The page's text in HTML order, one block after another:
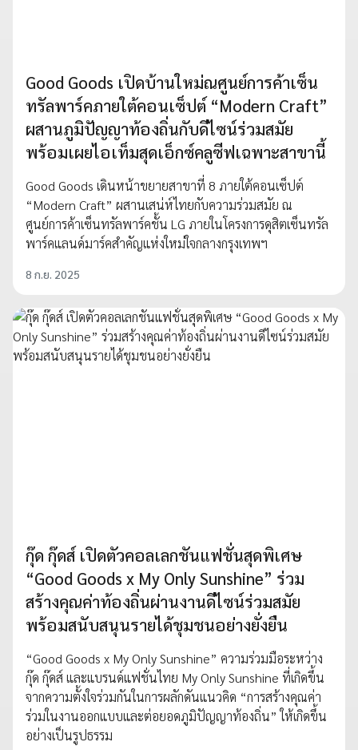
Good Goods เปิดบ้านใหม่ณศูนย์การค้าเซ็น
ทรัลพาร์คภายใต้คอนเซ็ปต์ “Modern Craft”
ผสานภูมิปัญญาท้องถิ่นกับดีไซน์ร่วมสมัย
พร้อมเผยไอเท็มสุดเอ็กซ์คลูซีฟเฉพาะสาขานี้
Good Goods เดินหน้าขยายสาขาที่ 8 ภายใต้คอนเซ็ปต์
“Modern Craft” ผสานเสน่ห์ไทยกับความร่วมสมัย ณ
ศูนย์การค้าเซ็นทรัลพาร์คชั้น LG ภายในโครงการดุสิตเซ็นทรัล
พาร์คแลนด์มาร์คสำคัญแห่งใหม่ใจกลางกรุงเทพฯ
8 ก.ย. 2025
กุ๊ด กุ๊ดส์ เปิดตัวคอลเลกชันแฟชั่นสุดพิเศษ
“Good Goods x My Only Sunshine” ร่วม
สร้างคุณค่าท้องถิ่นผ่านงานดีไซน์ร่วมสมัย
พร้อมสนับสนุนรายได้ชุมชนอย่างยั่งยืน
“Good Goods x My Only Sunshine” ความร่วมมือระหว่าง
กุ๊ด กุ๊ดส์ และแบรนด์แฟชั่นไทย My Only Sunshine ที่เกิดขึ้น
จากความตั้งใจร่วมกันในการผลักดันแนวคิด “การสร้างคุณค่า
ร่วมในงานออกแบบและต่อยอดภูมิปัญญาท้องถิ่น” ให้เกิดขึ้น
อย่างเป็นรูปธรรม